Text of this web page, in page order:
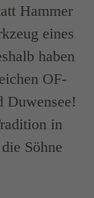
Hammer
eines
haben
OF-
Duwensee!
in
Söhne